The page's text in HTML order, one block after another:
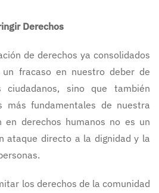
Derechos
de derechos ya consolidados
fracaso en nuestro deber de
sino que también
más fundamentales de nuestra
en derechos humanos no es un
ataque directo a la dignidad y la
los derechos de la comunidad